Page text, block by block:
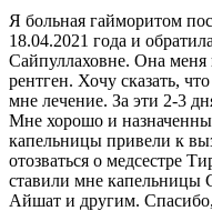
Я больная гайморитом
18.04.2021 года и
Сайпуллаховне. Она меня
рентген. Хочу сказать,
мне лечение. За эти 2-3
Мне хорошо и
капельницы привели к
отозваться о медсестре
ставили мне капельницы
Айшат и другим.